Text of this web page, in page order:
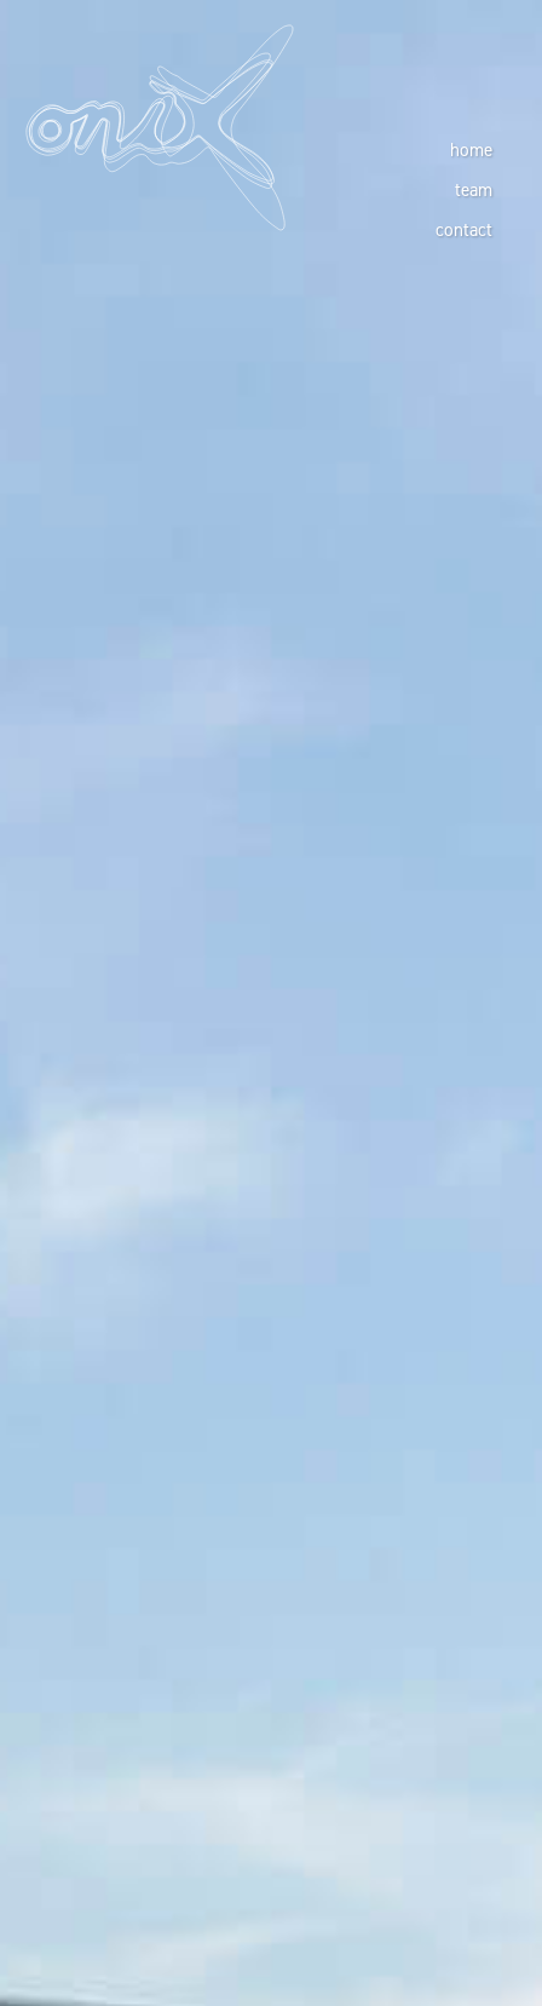
home
team
contact